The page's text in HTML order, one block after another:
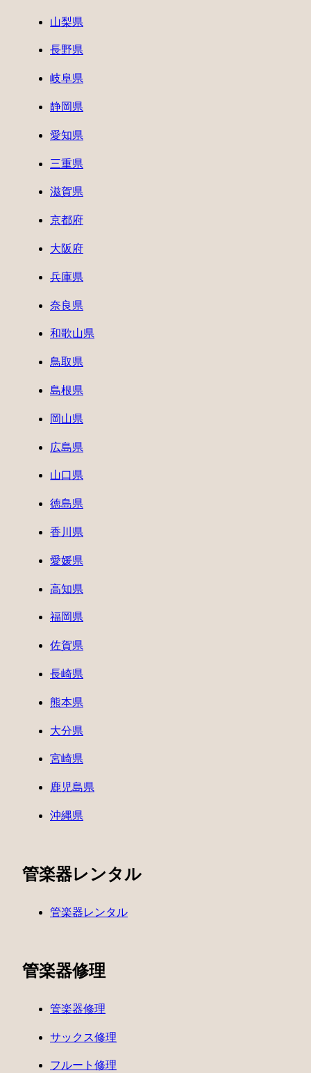
山梨県
長野県
岐阜県
静岡県
愛知県
三重県
滋賀県
京都府
大阪府
兵庫県
奈良県
和歌山県
鳥取県
島根県
岡山県
広島県
山口県
徳島県
香川県
愛媛県
高知県
福岡県
佐賀県
長崎県
熊本県
大分県
宮崎県
鹿児島県
沖縄県
管楽器レンタル
管楽器レンタル
管楽器修理
管楽器修理
サックス修理
フルート修理